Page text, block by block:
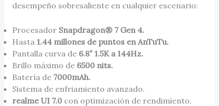
desempeño sobresaliente en cualquier escenario:
Procesador Snapdragon® 7 Gen 4.
Hasta 1.44 millones de puntos en AnTuTu.
Pantalla curva de 6.8″ 1.5K a 144Hz.
Brillo máximo de 6500 nits.
Batería de 7000mAh.
Sistema de enfriamiento avanzado.
realme UI 7.0con optimización de rendimiento.